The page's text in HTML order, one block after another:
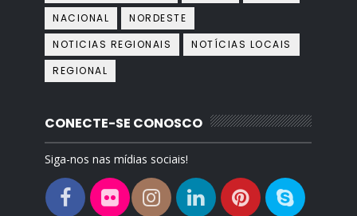
NACIONAL
NORDESTE
NOTICIAS REGIONAIS
NOTÍCIAS LOCAIS
REGIONAL
CONECTE-SE CONOSCO
Siga-nos nas mídias sociais!